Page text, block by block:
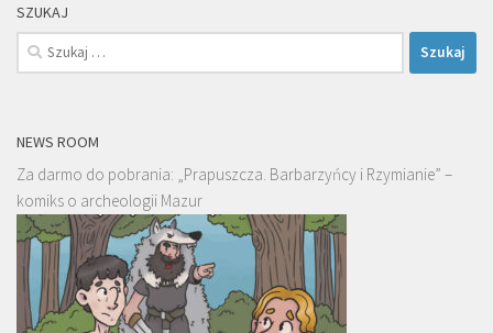
SZUKAJ
Szukaj:
NEWS ROOM
Za darmo do pobrania: „Prapuszcza. Barbarzyńcy i Rzymianie” –
komiks o archeologii Mazur